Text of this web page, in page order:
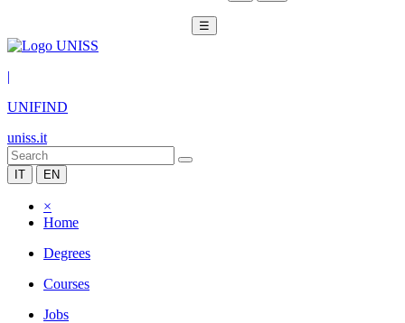
☰
|
UNIFIND
uniss.it
IT EN
×
Home
Degrees
Courses
Jobs